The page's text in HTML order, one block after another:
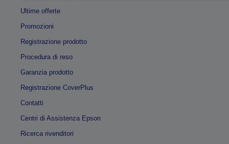
Ultime offerte
Promozioni
Registrazione prodotto
Procedura di reso
Garanzia prodotto
Registrazione CoverPlus
Contatti
Centri di Assistenza Epson
Ricerca rivenditori